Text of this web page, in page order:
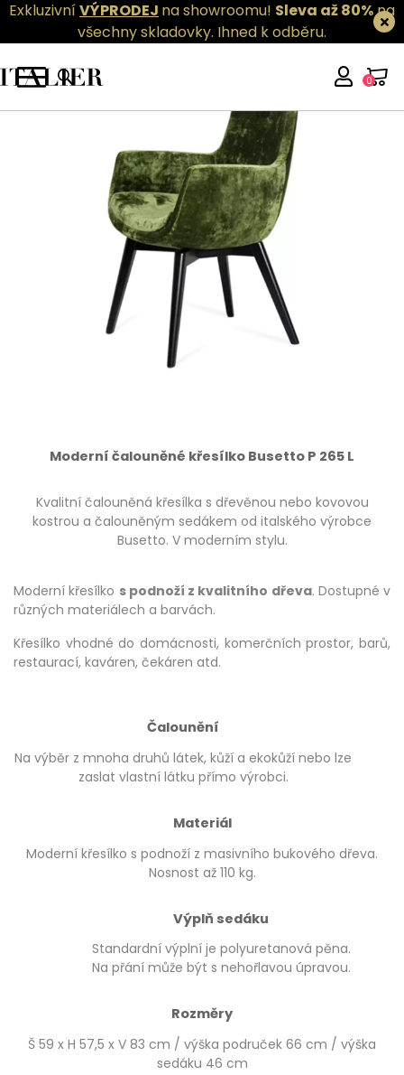
ExkluzivníVÝPRODEJ na showroomu! Sleva až 80%na
všechny skladovky. Ihned k odběru.
0
Moderní čalouněné křesílko Busetto P 265 L
Kvalitní čalouněná křesílka s dřevěnou nebo kovovou
kostrou a čalouněným sedákem od italského výrobce
Busetto. V moderním stylu.
Moderní křesílko s podnoží z kvalitního dřeva. Dostupné v
různých materiálech a barvách.
Křesílko vhodné do domácnosti, komerčních prostor, barů,
restaurací, kaváren, čekáren atd.
Čalounění
Na výběr z mnoha druhů látek, kůží a ekokůží nebo lze
zaslat vlastní látku přímo výrobci.
Materiál
Moderní křesílko s podnoží z masivního bukového dřeva.
Nosnost až 110 kg.
Výplň sedáku
Standardní výplní je polyuretanová pěna.
Na přání může být s nehořlavou úpravou.
Rozměry
Š 59 x H 57,5 x V 83 cm / výška područek 66 cm / výška
sedáku 46 cm